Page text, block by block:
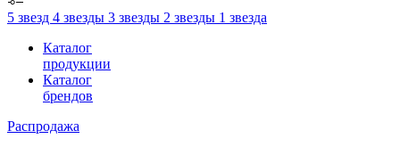
5 звезд 4 звезды 3 звезды 2 звезды 1 звезда
Каталог
продукции
Каталог
брендов
Распродажа